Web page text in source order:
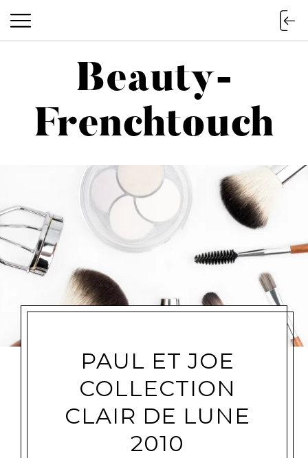
Beauty-Frenchtouch
Beauty-
Frenchtouch
PAUL ET JOE
COLLECTION
CLAIR DE LUNE
2010